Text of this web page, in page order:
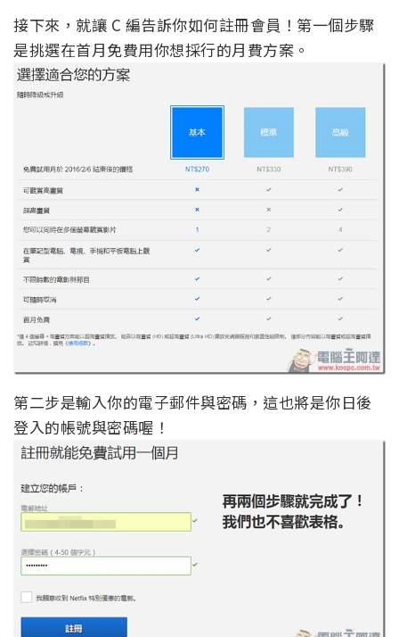
接下來，就讓 C 編告訴你如何註冊會員！第一個步驟
是挑選在首月免費用你想採行的月費方案。
第二步是輸入你的電子郵件與密碼，這也將是你日後
登入的帳號與密碼喔！